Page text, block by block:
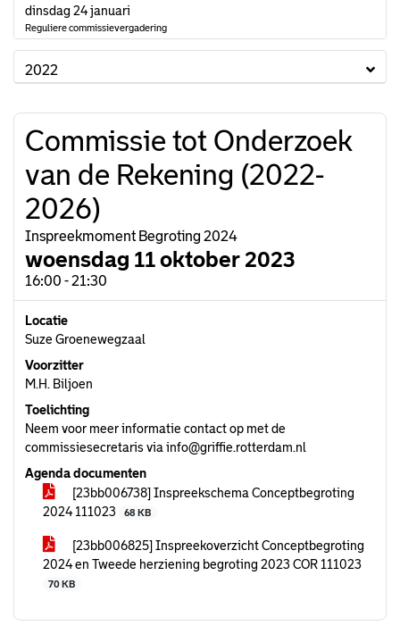
dinsdag 24 januari
Reguliere commissievergadering
2022
Commissie tot Onderzoek
van de Rekening (2022-
2026)
Inspreekmoment Begroting 2024
woensdag 11 oktober 2023
16:00 - 21:30
Locatie
Suze Groenewegzaal
Voorzitter
M.H. Biljoen
Toelichting
Neem voor meer informatie contact op met de
commissiesecretaris via info@griffie.rotterdam.nl
Agenda documenten
[23bb006738] Inspreekschema Conceptbegroting
2024 111023
68 KB
[23bb006825] Inspreekoverzicht Conceptbegroting
2024 en Tweede herziening begroting 2023 COR 111023
70 KB